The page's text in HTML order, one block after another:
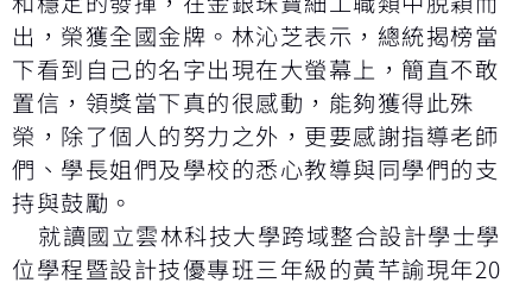
出，榮獲全國金牌。林沁芝表示，總統揭榜當
下看到自己的名字出現在大螢幕上，簡直不敢
置信，領獎當下真的很感動，能夠獲得此殊
榮，除了個人的努力之外，更要感謝指導老師
們、學長姐們及學校的悉心教導與同學們的支
持與鼓勵。
就讀國立雲林科技大學跨域整合設計學士學
位學程暨設計技優專班三年級的黃芊諭現年20